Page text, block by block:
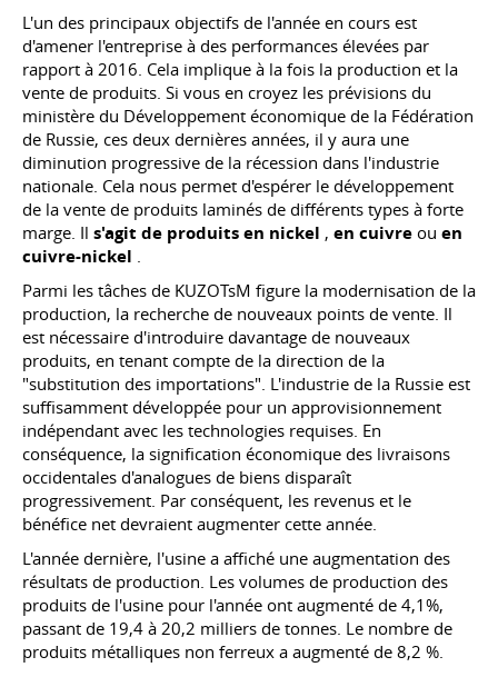
L'un des principaux objectifs de l'année en cours est
d'amener l'entreprise à des performances élevées par
rapport à 2016. Cela implique à la fois la production et la
vente de produits. Si vous en croyez les prévisions du
ministère du Développement économique de la Fédération
de Russie, ces deux dernières années, il y aura une
diminution progressive de la récession dans l'industrie
nationale. Cela nous permet d'espérer le développement
de la vente de produits laminés de différents types à forte
marge. Il s'agit de produits en nickel , en cuivre ou en
cuivre-nickel .
Parmi les tâches de KUZOTsM figure la modernisation de la
production, la recherche de nouveaux points de vente. Il
est nécessaire d'introduire davantage de nouveaux
produits, en tenant compte de la direction de la
"substitution des importations". L'industrie de la Russie est
suffisamment développée pour un approvisionnement
indépendant avec les technologies requises. En
conséquence, la signification économique des livraisons
occidentales d'analogues de biens disparaît
progressivement. Par conséquent, les revenus et le
bénéfice net devraient augmenter cette année.
L'année dernière, l'usine a affiché une augmentation des
résultats de production. Les volumes de production des
produits de l'usine pour l'année ont augmenté de 4,1%,
passant de 19,4 à 20,2 milliers de tonnes. Le nombre de
produits métalliques non ferreux a augmenté de 8,2 %.